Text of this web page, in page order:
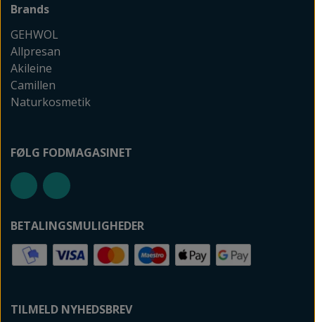
Brands
GEHWOL
Allpresan
Akileine
Camillen
Naturkosmetik
FØLG FODMAGASINET
BETALINGSMULIGHEDER
TILMELD NYHEDSBREV